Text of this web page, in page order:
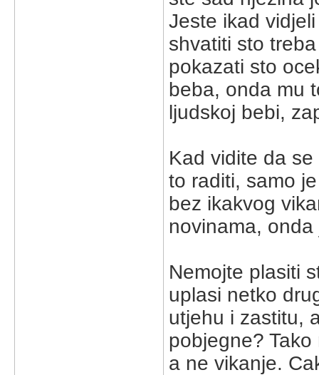
Jeste ikad
shvatiti sto
pokazati sto
beba, onda mu
ljudskoj bebi,
Kad vidite da
to raditi, samo
bez ikakvog
novinama,
Nemojte plasiti
uplasi netko
utjehu i zastitu,
pobjegne?
a ne vikanje.